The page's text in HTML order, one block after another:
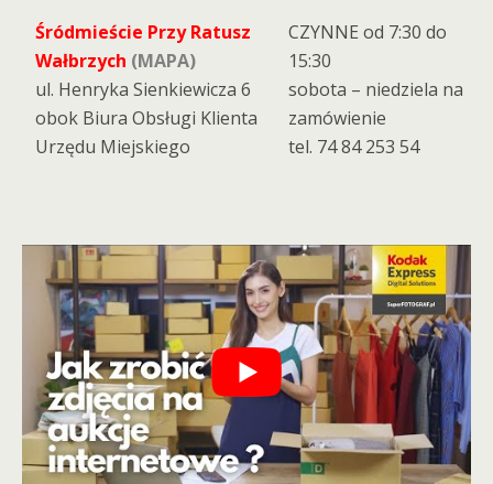
Śródmieście Przy Ratusz
Wałbrzych (MAPA)
ul. Henryka Sienkiewicza 6
obok Biura Obsługi Klienta
Urzędu Miejskiego
CZYNNE od 7:30 do
15:30
sobota – niedziela na
zamówienie
tel. 74 84 253 54